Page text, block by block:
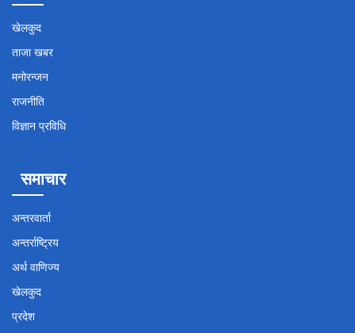
खेलकुद
ताजा खबर
मनोरन्जन
राजनीति
विज्ञान प्रविधि
समाचार
अन्तरवार्ता
अन्तर्राष्ट्रिय
अर्थ वाणिज्य
खेलकुद
प्रदेश